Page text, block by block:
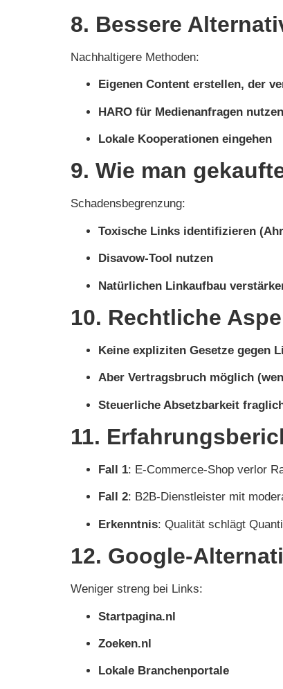
8. Bessere
Nachhaltigere Methoden:
Eigenen Content erstellen, der
HARO für Medienanfragen nutzen
Lokale Kooperationen eingehen
9. Wie man
Schadensbegrenzung:
Toxische Links identifizieren
Disavow-Tool nutzen
Natürlichen Linkaufbau
10. Rechtliche
Keine expliziten Gesetze gegen
Aber Vertragsbruch möglich
Steuerliche Absetzbarkeit
11.
Fall 1: E-Commerce-Shop verlor
Fall 2: B2B-Dienstleister mit
Erkenntnis: Qualität schlägt
12. Google-
Weniger streng bei Links:
Startpagina.nl
Zoeken.nl
Lokale Branchenportale